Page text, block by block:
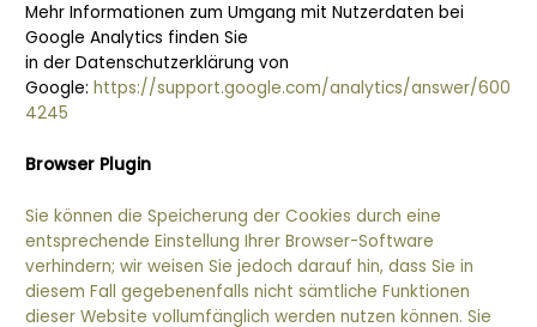
Mehr Informationen zum Umgang mit Nutzerdaten bei
Google Analytics finden Sie
in der Datenschutzerklärung von
Google:https://support.google.com/analytics/answer/600
4245
Browser Plugin
Sie können die Speicherung der Cookies durch eine
entsprechende Einstellung Ihrer Browser-Software
verhindern; wir weisen Sie jedoch darauf hin, dass Sie in
diesem Fall gegebenenfalls nicht sämtliche Funktionen
dieser Website vollumfänglich werden nutzen können. Sie